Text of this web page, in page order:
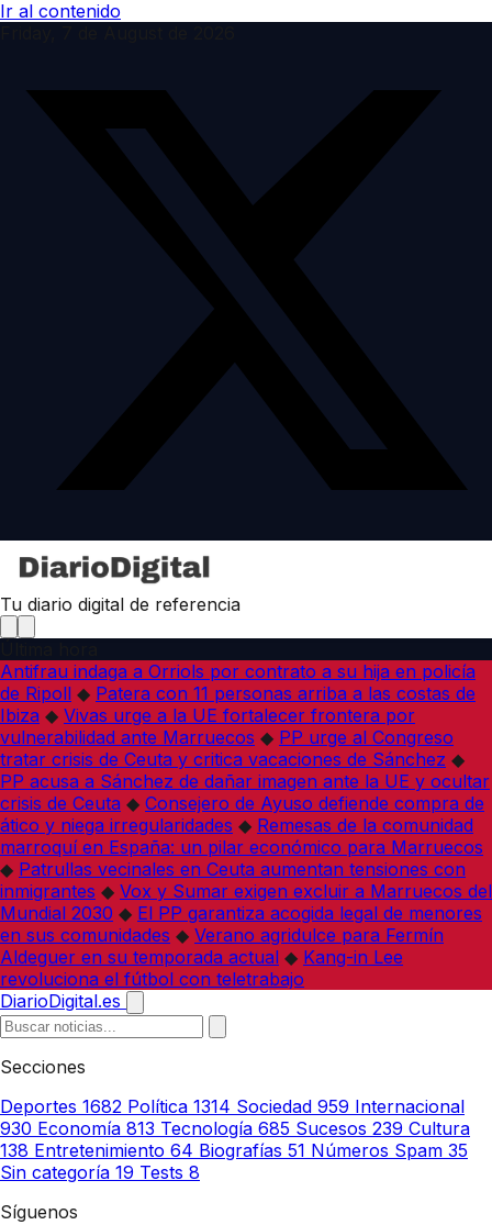
Ir al contenido
Tu diario digital de referencia
Antifrau indaga a Orriols por contrato a su hija en policía
de Ripoll ◆ Patera con 11 personas arriba a las costas de
Ibiza ◆ Vivas urge a la UE fortalecer frontera por
vulnerabilidad ante Marruecos ◆ PP urge al Congreso
tratar crisis de Ceuta y critica vacaciones de Sánchez ◆
PP acusa a Sánchez de dañar imagen ante la UE y ocultar
crisis de Ceuta ◆ Consejero de Ayuso defiende compra de
ático y niega irregularidades ◆ Remesas de la comunidad
marroquí en España: un pilar económico para Marruecos
◆ Patrullas vecinales en Ceuta aumentan tensiones con
inmigrantes ◆ Vox y Sumar exigen excluir a Marruecos del
Mundial 2030 ◆ El PP garantiza acogida legal de menores
en sus comunidades ◆ Verano agridulce para Fermín
Aldeguer en su temporada actual ◆ Kang-in Lee
revoluciona el fútbol con teletrabajo
DiarioDigital.es
Secciones
Deportes 1682 Política 1314 Sociedad 959 Internacional
930 Economía 813 Tecnología 685 Sucesos 239 Cultura
138 Entretenimiento 64 Biografías 51 Números Spam 35
Sin categoría 19 Tests 8
Síguenos